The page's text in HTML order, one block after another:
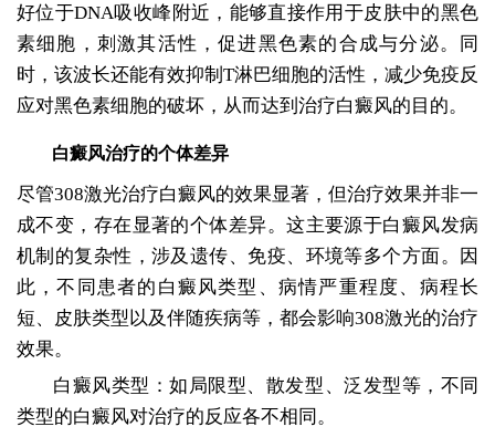
好位于DNA吸收峰附近，能够直接作用于皮肤中的黑色
素细胞，刺激其活性，促进黑色素的合成与分泌。同
时，该波长还能有效抑制T淋巴细胞的活性，减少免疫反
应对黑色素细胞的破坏，从而达到治疗白癜风的目的。
白癜风治疗的个体差异
尽管308激光治疗白癜风的效果显著，但治疗效果并非一
成不变，存在显著的个体差异。这主要源于白癜风发病
机制的复杂性，涉及遗传、免疫、环境等多个方面。因
此，不同患者的白癜风类型、病情严重程度、病程长
短、皮肤类型以及伴随疾病等，都会影响308激光的治疗
效果。
白癜风类型：如局限型、散发型、泛发型等，不同
类型的白癜风对治疗的反应各不相同。